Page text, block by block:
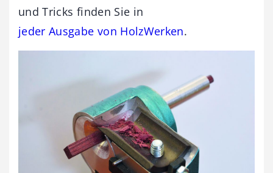
und Tricks finden Sie in
jeder Ausgabe von HolzWerken.